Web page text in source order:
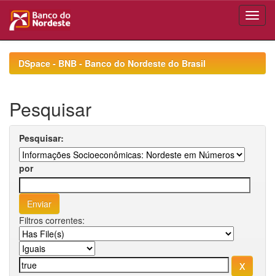
navigationDSpace - BNB - Banco do Nordeste do Brasil
Pesquisar
Pesquisar:
por
Filtros correntes: